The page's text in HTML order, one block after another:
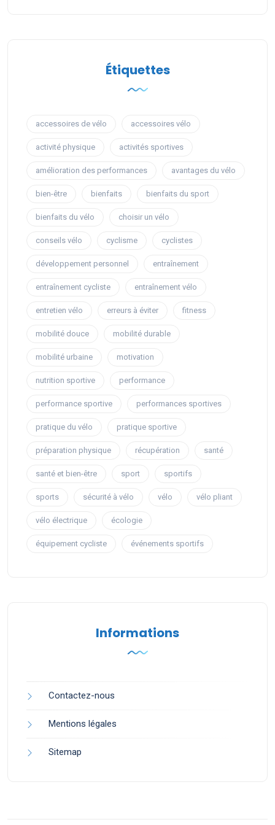
Étiquettes
accessoires de vélo accessoires vélo
activité physique activités sportives
amélioration des performances avantages du vélo
bien-être bienfaits bienfaits du sport
bienfaits du vélo choisir un vélo
conseils vélo cyclisme cyclistes
développement personnel entraînement
entraînement cycliste entraînement vélo
entretien vélo erreurs à éviter fitness
mobilité douce mobilité durable
mobilité urbaine motivation
nutrition sportive performance
performance sportive performances sportives
pratique du vélo pratique sportive
préparation physique récupération santé
santé et bien-être sport sportifs
sports sécurité à vélo vélo vélo pliant
vélo électrique écologie
équipement cycliste événements sportifs
Informations
Contactez-nous
Mentions légales
Sitemap